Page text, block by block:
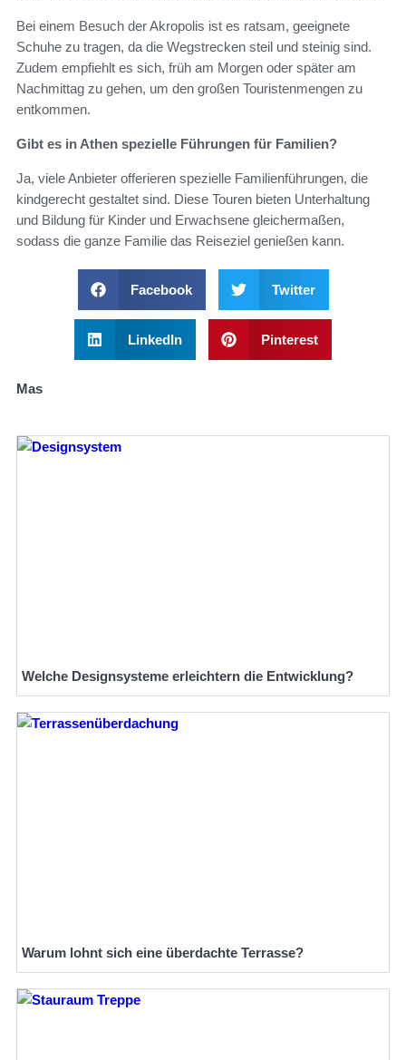
Bei einem Besuch der Akropolis ist es ratsam, geeignete
Schuhe zu tragen, da die Wegstrecken steil und steinig sind.
Zudem empfiehlt es sich, früh am Morgen oder später am
Nachmittag zu gehen, um den großen Touristenmengen zu
entkommen.
Gibt es in Athen spezielle Führungen für Familien?
Ja, viele Anbieter offerieren spezielle Familienführungen, die
kindgerecht gestaltet sind. Diese Touren bieten Unterhaltung
und Bildung für Kinder und Erwachsene gleichermaßen,
sodass die ganze Familie das Reiseziel genießen kann.
Facebook Twitter
LinkedIn Pinterest
Mas
Welche Designsysteme erleichtern die Entwicklung?
Warum lohnt sich eine überdachte Terrasse?